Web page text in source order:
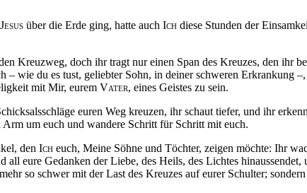
Jesus über die Erde ging, hatte auch Ich diese Stunden der
Kreuzweg, doch ihr tragt nur einen Span des Kreuzes, den ihr
– wie du es tust, geliebter Sohn, in deiner schweren Erkrankung
mit Mir, eurem Vater, eines Geistes zu sein.
euren Weg kreuzen, ihr schaut tiefer, und ihr
Arm um euch und wandere Schritt für Schritt mit euch.
den Ich euch, Meine Söhne und Töchter, zeigen möchte: Ihr
all eure Gedanken der Liebe, des Heils, des Lichtes hinaussendet,
so schwer mit der Last des Kreuzes auf eurer Schulter;